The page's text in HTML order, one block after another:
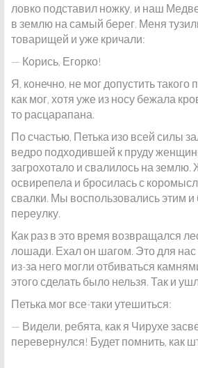
ловко подставил ножку, и наш
в землю на самый берег. Меня
товарищей и уже кричали:
— Корись, Егорко!
Я, конечно, не мог допустить такого
как мог, хотя уже из носу бежала
то расцарапана.
По счастью, Петька изо всей силы
ведро подходившей к пруду
загрохотало и свалилось на
освирепела и бросилась с
свалки. Мы воспользовались этим и
переулку.
Как раз в это время возвращался
лошади. Ехал он шагом. Это для
из-за него могли отбиваться
этого сделать было нельзя. Так и
Петька мог все-таки утешиться:
— Видели, ребята, как я Чирухе
перевернулся! Будет помнить, как